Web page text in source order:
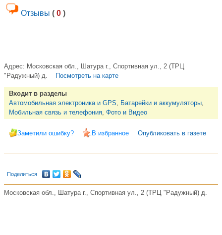
Отзывы ( 0 )
Адрес: Московская обл., Шатура г., Спортивная ул., 2 (ТРЦ
"Радужный) д.
Посмотреть на карте
Входит в разделы
Автомобильная электроника и GPS, Батарейки и аккумуляторы,
Мобильная связь и телефония, Фото и Видео
Заметили ошибку? В избранное Опубликовать в газете
Поделиться
Московская обл., Шатура г., Спортивная ул., 2 (ТРЦ "Радужный) д.